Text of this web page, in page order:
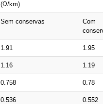
(Ω/km)
Sem conservas
Com
1.91 1.95
1.16 1.19
0.758 0.78
0.536 0.552